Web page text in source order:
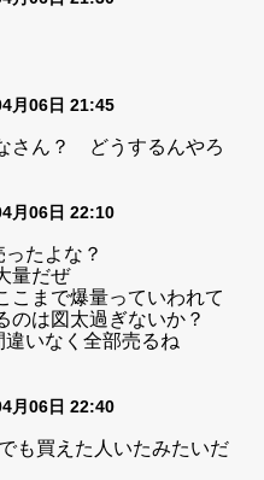
月06日 21:45
さん？ どうするんやろ
月06日 22:10
たよな？
量だぜ
こまで爆量っていわれて
のは図太過ぎないか？
いなく全部売るね
月06日 22:40
も買えた人いたみたいだ